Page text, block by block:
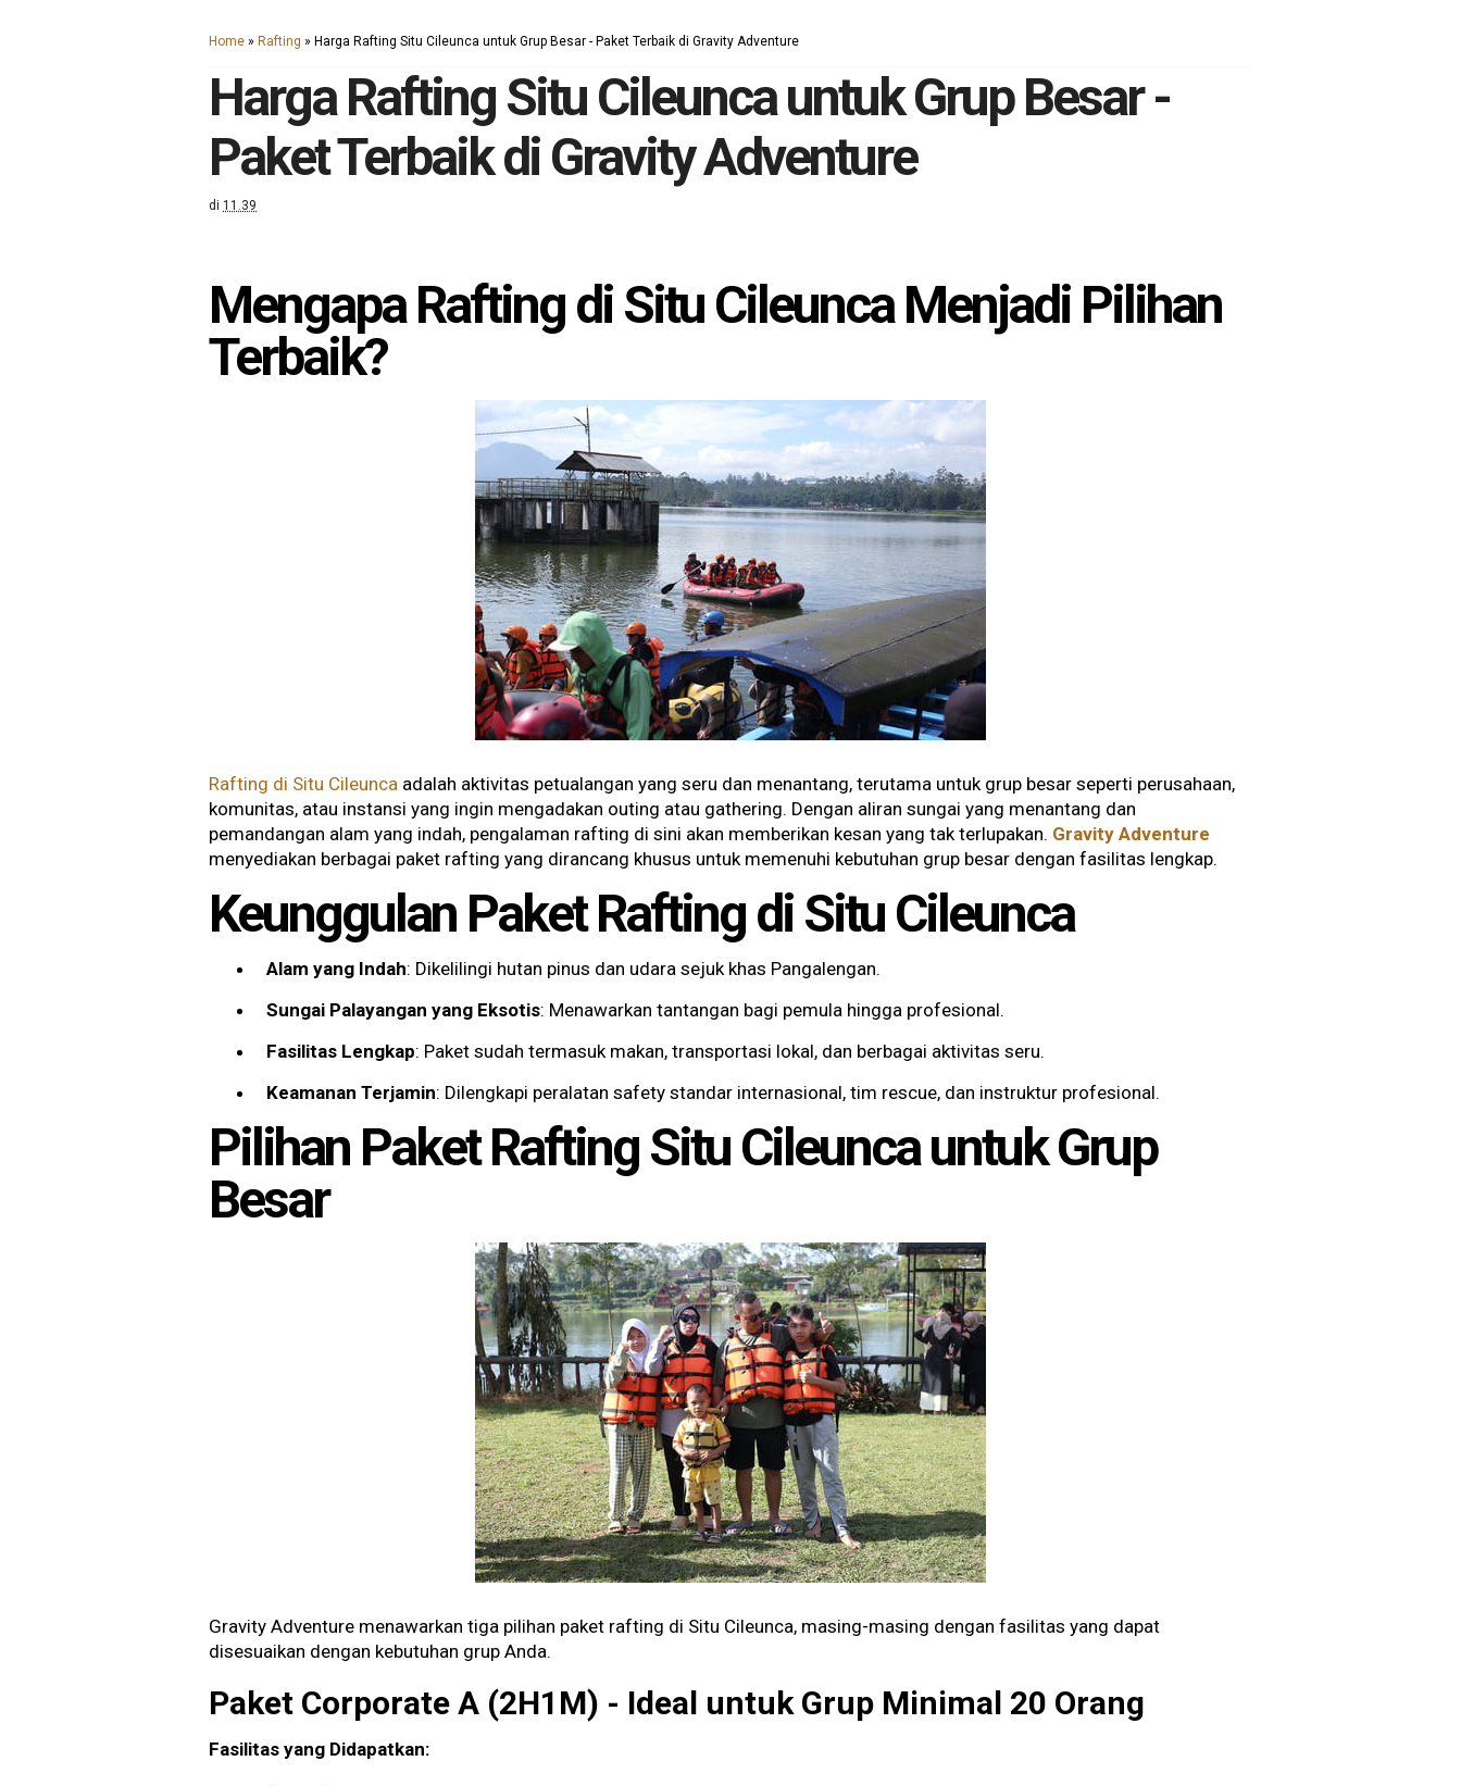
Home » Rafting » Harga Rafting Situ Cileunca untuk Grup Besar - Paket Terbaik di Gravity Adventure
Harga Rafting Situ Cileunca untuk Grup Besar -
Paket Terbaik di Gravity Adventure
di 11.39
Mengapa Rafting di Situ Cileunca Menjadi Pilihan
Terbaik?
Rafting di Situ Cileunca adalah aktivitas petualangan yang seru dan menantang, terutama untuk grup besar seperti perusahaan,
komunitas, atau instansi yang ingin mengadakan outing atau gathering. Dengan aliran sungai yang menantang dan
pemandangan alam yang indah, pengalaman rafting di sini akan memberikan kesan yang tak terlupakan. Gravity Adventure
menyediakan berbagai paket rafting yang dirancang khusus untuk memenuhi kebutuhan grup besar dengan fasilitas lengkap.
Keunggulan Paket Rafting di Situ Cileunca
Alam yang Indah: Dikelilingi hutan pinus dan udara sejuk khas Pangalengan.
Sungai Palayangan yang Eksotis: Menawarkan tantangan bagi pemula hingga profesional.
Fasilitas Lengkap: Paket sudah termasuk makan, transportasi lokal, dan berbagai aktivitas seru.
Keamanan Terjamin: Dilengkapi peralatan safety standar internasional, tim rescue, dan instruktur profesional.
Pilihan Paket Rafting Situ Cileunca untuk Grup
Besar
Gravity Adventure menawarkan tiga pilihan paket rafting di Situ Cileunca, masing-masing dengan fasilitas yang dapat
disesuaikan dengan kebutuhan grup Anda.
Paket Corporate A (2H1M) - Ideal untuk Grup Minimal 20 Orang
Fasilitas yang Didapatkan: